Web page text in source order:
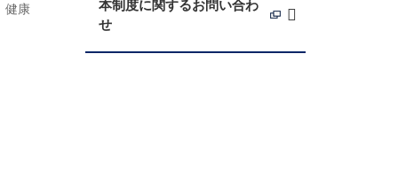
健康
本制度に関するお問い合わ
せ